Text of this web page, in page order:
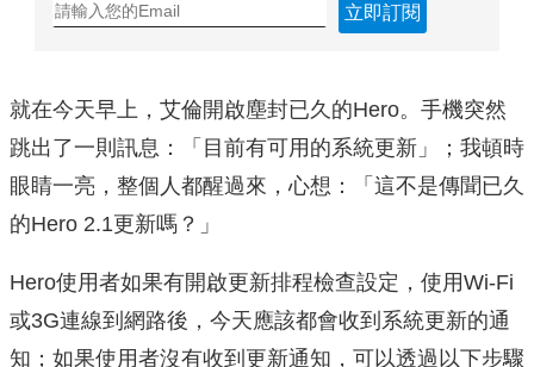
立即訂閱
就在今天早上，艾倫開啟塵封已久的Hero。手機突然
跳出了一則訊息：「目前有可用的系統更新」；我頓時
眼睛一亮，整個人都醒過來，心想：「這不是傳聞已久
的Hero 2.1更新嗎？」
Hero使用者如果有開啟更新排程檢查設定，使用Wi-Fi
或3G連線到網路後，今天應該都會收到系統更新的通
知；如果使用者沒有收到更新通知，可以透過以下步驟